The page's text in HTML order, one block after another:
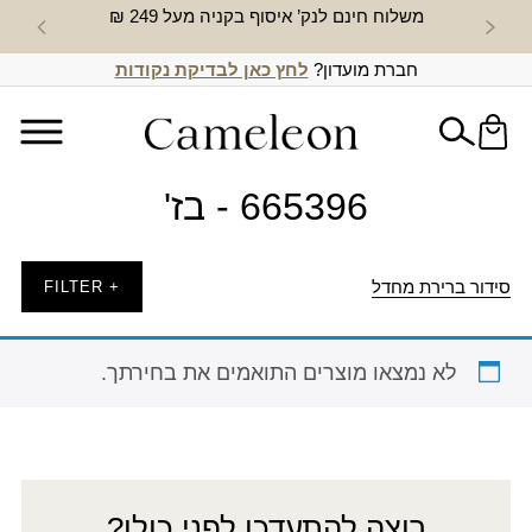
משלוח חינם לנק’ איסוף בקניה מעל 249 ₪ חדש
חברת מועדון? לחץ כאן לבדיקת נקודות
665396 - בז'
סידור ברירת מחדל + FILTER
לא נמצאו מוצרים התואמים את בחירתך.